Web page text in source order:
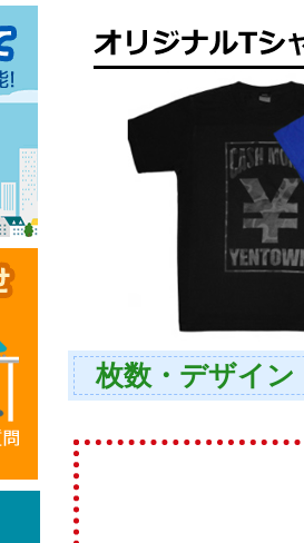
枚数・デザイ